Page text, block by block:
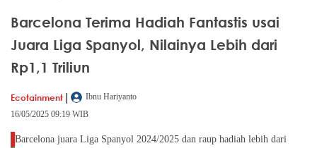
Barcelona Terima Hadiah Fantastis usai
Juara Liga Spanyol, Nilainya Lebih dari
Rp1,1 Triliun
Ecotainment |
Ibnu Hariyanto
16/05/2025 09:19 WIB
Barcelona juara Liga Spanyol 2024/2025 dan raup hadiah lebih dari